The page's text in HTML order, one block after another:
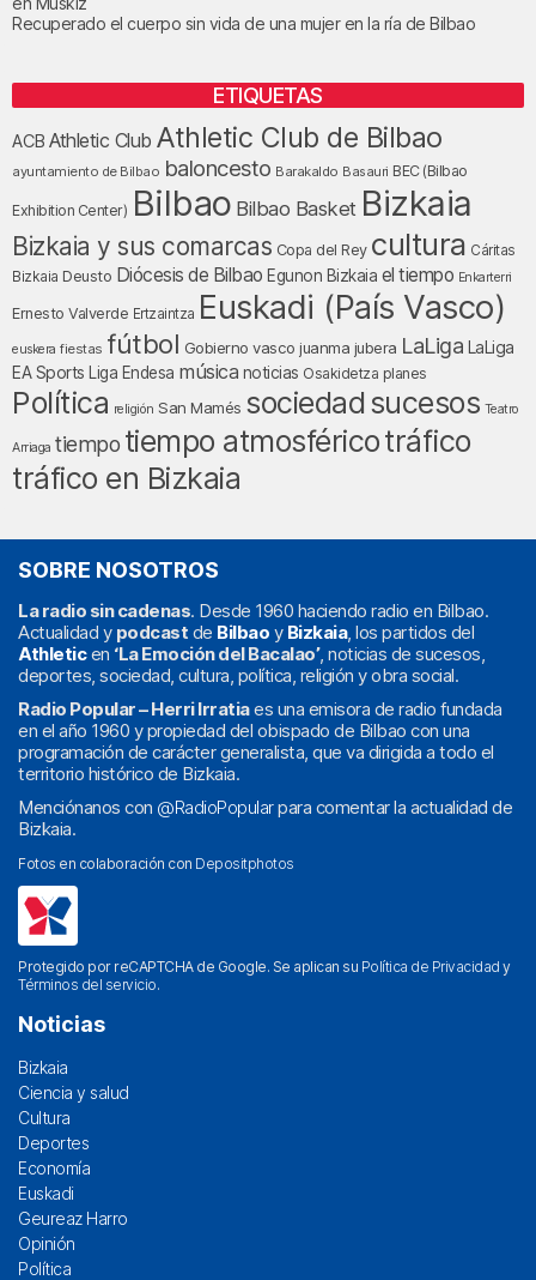
Recuperado el cuerpo sin vida de una mujer en la ría de Bilbao
ETIQUETAS
ACB Athletic Club Athletic Club de Bilbao
ayuntamiento de Bilbao baloncesto Barakaldo Basauri BEC (Bilbao
Exhibition Center) Bilbao Bilbao Basket Bizkaia
Bizkaia y sus comarcas Copa del Rey cultura Cáritas
Bizkaia Deusto Diócesis de Bilbao Egunon Bizkaia el tiempo Enkarterri
Ernesto Valverde Ertzaintza Euskadi (País Vasco)
euskera fiestas fútbol Gobierno vasco juanma jubera LaLiga LaLiga
EA Sports
Liga Endesa música noticias Osakidetza planes
Política religión San Mamés sociedad sucesos Teatro
Arriaga tiempo tiempo atmosféricotráfico
tráfico en Bizkaia
SOBRE NOSOTROS
La radio sin cadenas. Desde 1960 haciendo radio en Bilbao.
Actualidad y podcast de Bilbao y Bizkaia, los partidos del
Athleticen ‘La Emoción del Bacalao’, noticias de sucesos,
deportes, sociedad, cultura, política, religión y obra social.
Radio Popular – Herri Irratiaes una emisora de radio fundada
en el año 1960 y propiedad del obispado de Bilbao con una
programación de carácter generalista, que va dirigida a todo el
territorio histórico de Bizkaia.
Menciónanos con @RadioPopularpara comentar la actualidad de
Bizkaia.
Fotos en colaboración con Depositphotos
Protegido por reCAPTCHA de Google. Se aplican su Política de Privacidad y
Términos del servicio.
Noticias
Bizkaia
Ciencia y salud
Cultura
Deportes
Economía
Euskadi
Geureaz Harro
Opinión
Política